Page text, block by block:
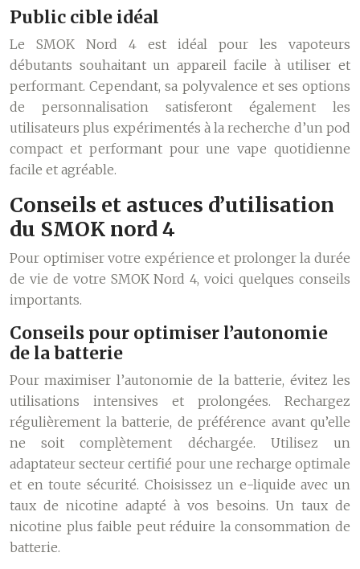
Public cible idéal
Le SMOK Nord 4 est idéal pour les vapoteurs
débutants souhaitant un appareil facile à utiliser et
performant. Cependant, sa polyvalence et ses options
de personnalisation satisferont également les
utilisateurs plus expérimentés à la recherche d’un pod
compact et performant pour une vape quotidienne
facile et agréable.
Conseils et astuces d’utilisation
du SMOK nord 4
Pour optimiser votre expérience et prolonger la durée
de vie de votre SMOK Nord 4, voici quelques conseils
importants.
Conseils pour optimiser l’autonomie
de la batterie
Pour maximiser l’autonomie de la batterie, évitez les
utilisations intensives et prolongées. Rechargez
régulièrement la batterie, de préférence avant qu’elle
ne soit complètement déchargée. Utilisez un
adaptateur secteur certifié pour une recharge optimale
et en toute sécurité. Choisissez un e-liquide avec un
taux de nicotine adapté à vos besoins. Un taux de
nicotine plus faible peut réduire la consommation de
batterie.